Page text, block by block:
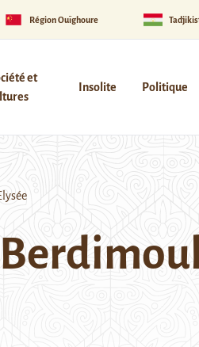
Région Ouïghoure
et
Insolite Politique